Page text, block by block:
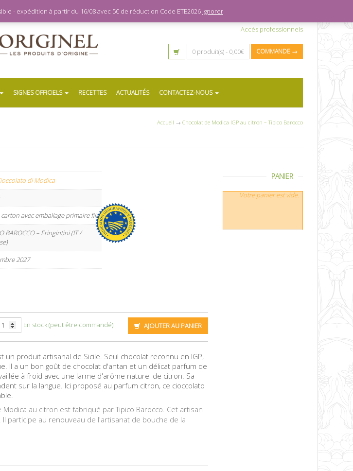
Accès professionnels
0 produit(s) - 0,00€ COMMANDE →
SIGNES OFFICIELS RECETTES ACTUALITÉS CONTACTEZ-NOUS
Accueil → Chocolat de Modica IGP au citron – Tipico Barocco
di Modica
avec emballage primaire film
BAROCCO – Fringintini (IT /
2027
AJOUTER AU PANIER
En stock (peut être commandé)
produit artisanal de Sicile. Seul chocolat reconnu en IGP,
Il a un bon goût de chocolat d'antan et un délicat parfum de
à froid avec une larme d'arôme naturel de citron. Sa
sur la langue. Ici proposé au parfum citron, ce cioccolato
au citron est fabriqué par Tipico Barocco. Cet artisan
participe au renouveau de l'artisanat de bouche de la
PANIER
Votre panier est vide.
- expédition à partir du 16/08 avec 5€ de réduction Code ETE2026 Ignorer